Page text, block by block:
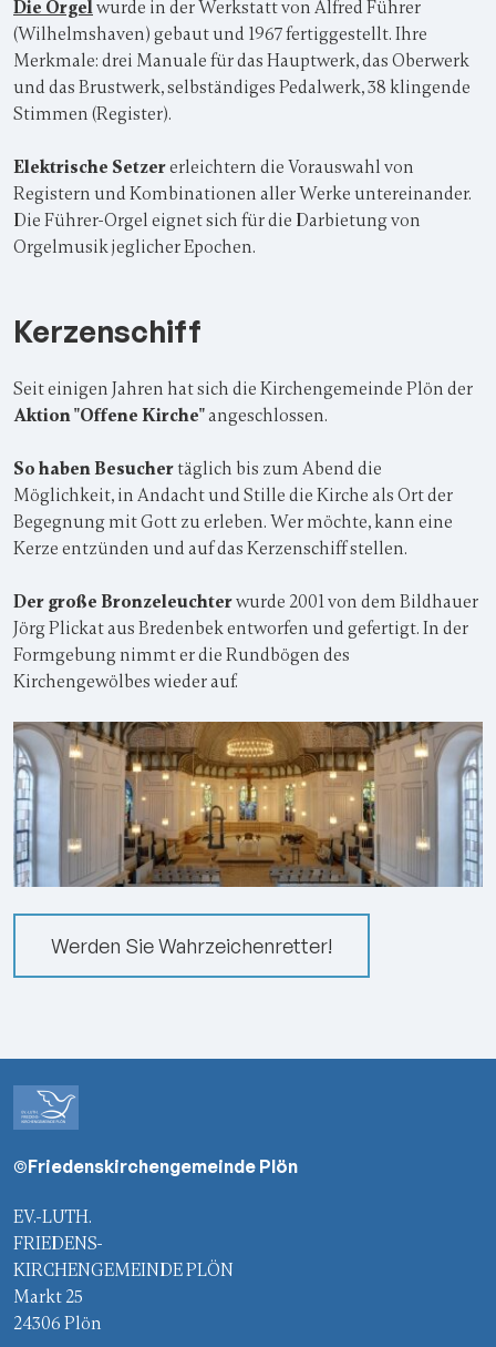
Die Orgelwurde in der Werkstatt von Alfred Führer
(Wilhelmshaven) gebaut und 1967 fertiggestellt. Ihre
Merkmale: drei Manuale für das Hauptwerk, das Oberwerk
und das Brustwerk, selbständiges Pedalwerk, 38 klingende
Stimmen (Register).
Elektrische Setzererleichtern die Vorauswahl von
Registern und Kombinationen aller Werke untereinander.
Die Führer-Orgel eignet sich für die Darbietung von
Orgelmusik jeglicher Epochen.
Kerzenschiff
Seit einigen Jahren hat sich die Kirchengemeinde Plön der
Aktion "Offene Kirche"angeschlossen.
So haben Besucher täglich bis zum Abend die
Möglichkeit, in Andacht und Stille die Kirche als Ort der
Begegnung mit Gott zu erleben. Wer möchte, kann eine
Kerze entzünden und auf das Kerzenschiff stellen.
Der große Bronzeleuchterwurde 2001 von dem Bildhauer
Jörg Plickat aus Bredenbek entworfen und gefertigt. In der
Formgebung nimmt er die Rundbögen des
Kirchengewölbes wieder auf.
Werden Sie Wahrzeichenretter!
©Friedenskirchengemeinde Plön
EV.-LUTH.
FRIEDENS-
KIRCHENGEMEINDE PLÖN
Markt 25
24306 Plön